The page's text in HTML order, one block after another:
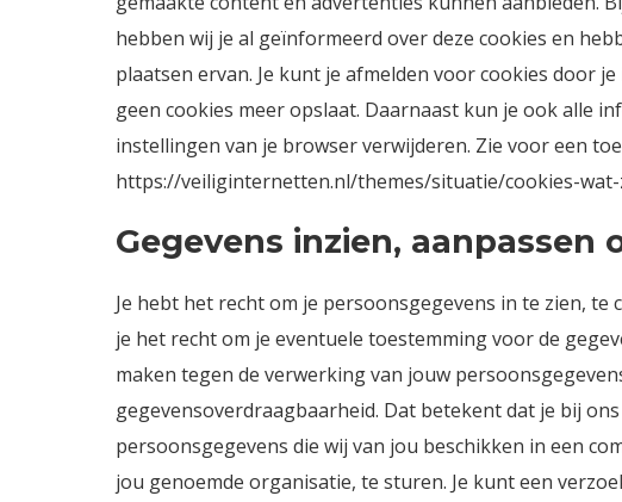
hebben wij je al geïnformeerd over deze cookies en
plaatsen ervan. Je kunt je afmelden voor cookies door
geen cookies meer opslaat. Daarnaast kun je ook alle
instellingen van je browser verwijderen. Zie voor een
https://veiliginternetten.nl/themes/situatie/cookies-
Gegevens inzien, aanpassen
Je hebt het recht om je persoonsgegevens in te zien,
je het recht om je eventuele toestemming voor de
maken tegen de verwerking van jouw
gegevensoverdraagbaarheid. Dat betekent dat je bij
persoonsgegevens die wij van jou beschikken in een
jou genoemde organisatie, te sturen. Je kunt een